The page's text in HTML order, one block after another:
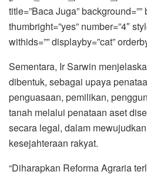
title=”Baca Juga”
thumbright=”yes” number=”4″
withids=”” displayby=”cat”
Sementara, Ir Sarwin
dibentuk, sebagai upaya
penguasaan, pemilikan,
tanah melalui penataan aset
secara legal, dalam
kesejahteraan rakyat.
“Diharapkan Reforma Agraria